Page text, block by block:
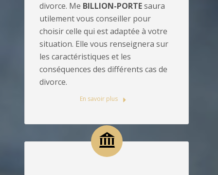
divorce. Me BILLION-PORTEsaura
utilement vous conseiller pour
choisir celle qui est adaptée à votre
situation. Elle vous renseignera sur
les caractéristiques et les
conséquences des différents cas de
divorce.
En savoir plus